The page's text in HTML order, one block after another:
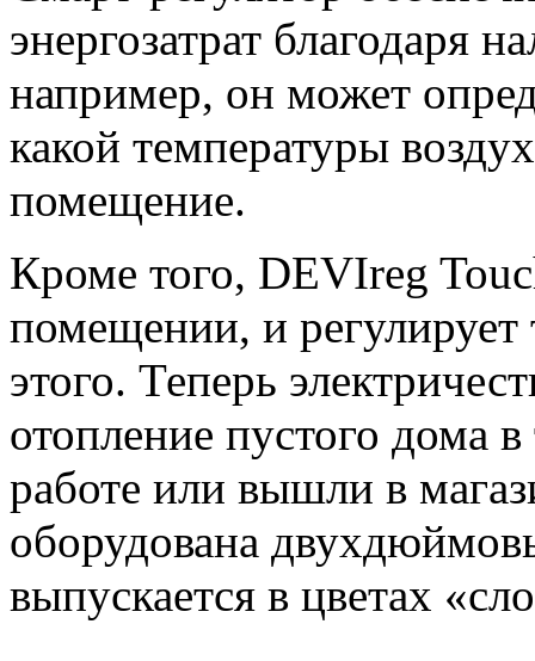
энергозатрат благодаря
например, он может
какой температуры
помещение.
Кроме того, DEVIreg
помещении, и регулирует
этого. Теперь
отопление пустого дома
работе или вышли в
оборудована
выпускается в цветах